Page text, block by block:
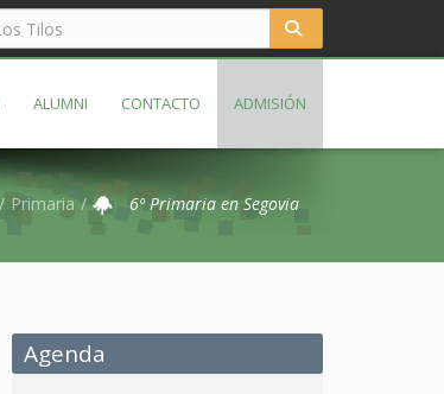
ALUMNI CONTACTO ADMISIÓN
Primaria 6º Primaria en Segovia
Agenda